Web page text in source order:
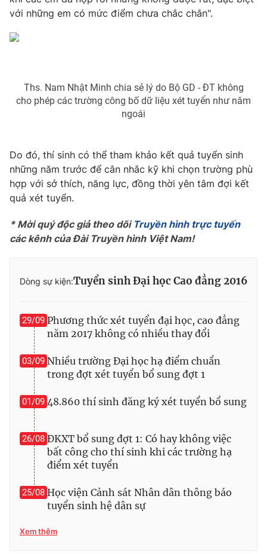
Liên hệ tòa soạn English
Cơ quan chủ quản:Đài Truyền hình Việt Nam
Cơ quan báo chí:Thời báo VTV
Giấy phép hoạt động báo in và báo điện tử số 483/GP-BTTTT
Tổng Biên tập:Vũ Thanh Thủy
Nguyễn Thị Mỹ Hạnh, Phạm Quốc Thắng,
Tổng đài VTV:
024.38 355 931 - 024.38 355 932
Liên hệ quảng cáo: 024-7300.7108
® Cấm sao chép dưới mọi hình thức nếu không có sự chấp
thuận bằng văn bản. Ghi rõ nguồn VTV.vn khi phát hành lại
với những em có mức điểm chưa chắc chắn".
Ths. Nam Nhật Minh chia sẻ lý do Bộ GD - ĐT không
cho phép các trường công bố dữ liệu xét tuyển như năm
ngoái
Do đó, thí sinh có thể tham khảo kết quả tuyển sinh
những năm trước để cân nhắc kỹ khi chọn trường phù
hợp với sở thích, năng lực, đồng thời yên tâm đợi kết
quả xét tuyển.
* Mời quý độc giả theo dõi Truyền hình trực tuyến
các kênh của Đài Truyền hình Việt Nam!
Dòng sự kiện:Tuyển sinh Đại học Cao đẳng 2016
29/09 Phương thức xét tuyển đại học, cao đẳng
năm 2017 không có nhiều thay đổi
03/09 Nhiều trường Đại học hạ điểm chuẩn
trong đợt xét tuyển bổ sung đợt 1
01/09 48.860 thí sinh đăng ký xét tuyển bổ sung
26/08 ĐKXT bổ sung đợt 1: Có hay không việc
bất công cho thí sinh khi các trường hạ
điểm xét tuyển
25/08 Học viện Cảnh sát Nhân dân thông báo
tuyển sinh hệ dân sự
Xem thêm